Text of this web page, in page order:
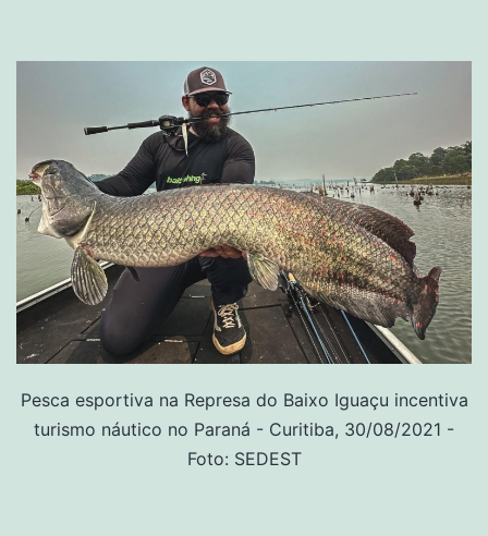
Pesca esportiva na Represa do Baixo Iguaçu incentiva
turismo náutico no Paraná - Curitiba, 30/08/2021 -
Foto: SEDEST